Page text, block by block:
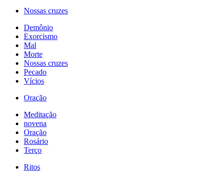
Nossas cruzes
Demônio
Exorcismo
Mal
Morte
Nossas cruzes
Pecado
Vícios
Oração
Meditação
novena
Oração
Rosário
Terço
Ritos